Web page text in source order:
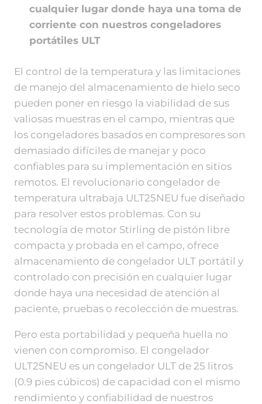
cualquier lugar donde haya una toma de
corriente con nuestros congeladores
portátiles ULT
El control de la temperatura y las limitaciones
de manejo del almacenamiento de hielo seco
pueden poner en riesgo la viabilidad de sus
valiosas muestras en el campo, mientras que
los congeladores basados en compresores son
demasiado difíciles de manejar y poco
confiables para su implementación en sitios
remotos. El revolucionario congelador de
temperatura ultrabaja ULT25NEU fue diseñado
para resolver estos problemas. Con su
tecnología de motor Stirling de pistón libre
compacta y probada en el campo, ofrece
almacenamiento de congelador ULT portátil y
controlado con precisión en cualquier lugar
donde haya una necesidad de atención al
paciente, pruebas o recolección de muestras.
Pero esta portabilidad y pequeña huella no
vienen con compromiso. El congelador
ULT25NEU es un congelador ULT de 25 litros
(0.9 pies cúbicos) de capacidad con el mismo
rendimiento y confiabilidad de nuestros